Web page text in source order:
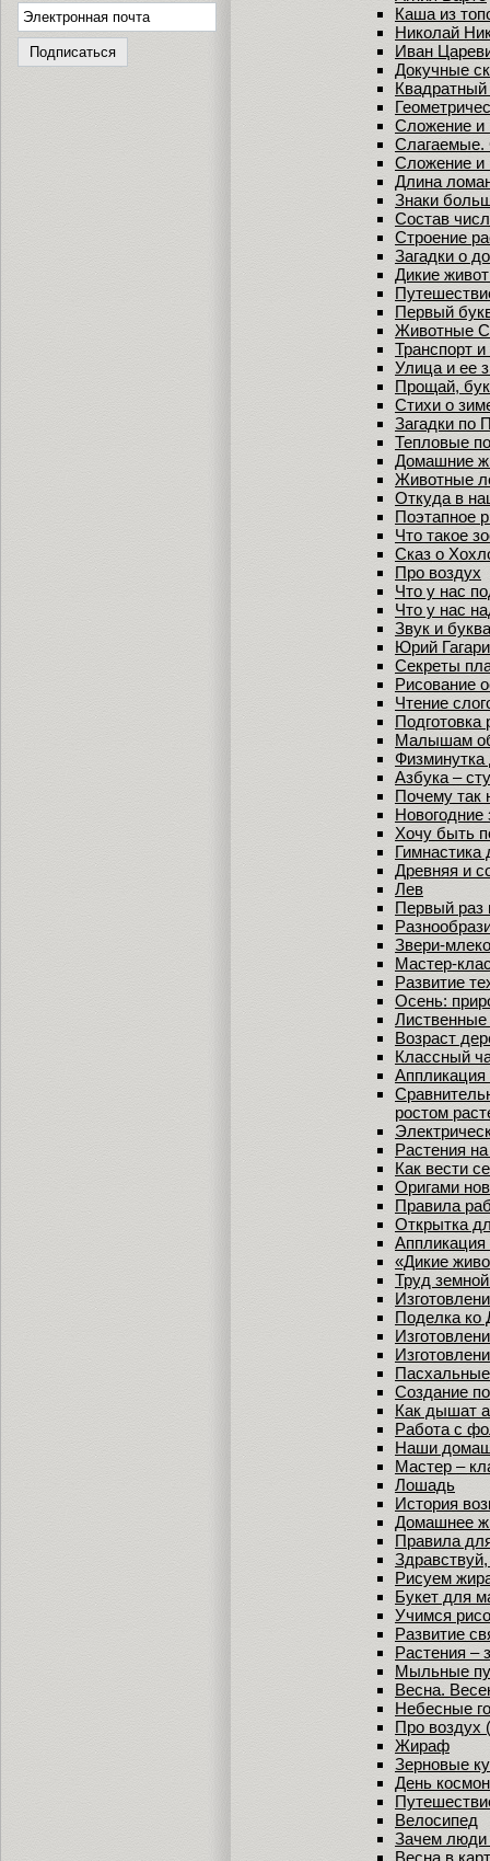
Каша из
Николай
Иван
Докучные
Квадратный
Сложение и
Сложение и
Длина
Знаки
Состав
Строение
Загадки о
Дикие
Первый
Животные
Транспорт
Улица и ее
Прощай,
Стихи о
Загадки по
Тепловые
Домашние
Животные
Откуда в
Поэтапное
Что такое
Сказ о
Про воздух
Что у нас
Что у нас
Звук и
Юрий
Секреты
Рисование
Чтение
Подготовка
Малышам
Физминутка
Азбука –
Почему так
Новогодние
Хочу быть
Гимнастика
Древняя и
Лев
Первый раз
Звери-
Мастер-
Развитие
Осень:
Возраст
Классный
Аппликация
ростом
Растения на
Как вести
Оригами
Правила
Открытка
Аппликация
«Дикие
Труд
Поделка ко
Создание
Как дышат
Работа с
Наши
Мастер –
Лошадь
История
Домашнее
Правила
Рисуем
Букет для
Учимся
Развитие
Растения –
Мыльные
Весна.
Небесные
Про воздух
Жираф
Зерновые
День
Велосипед
Зачем люди
Весна в